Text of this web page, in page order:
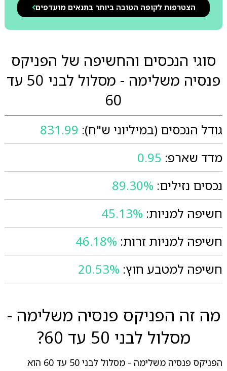
הצטרפות לקופה הטובה ביותר בתנאים מועדפים
סוגי הנכסים והחשיפה של הפניקס
פנסיה משלימה - מסלול לבני 50 עד
60
גודל הנכסים (במיליוני ש"ח): 831.99
מדד שארפ: 0.95
נכסים נזילים: 89.30%
חשיפה למניות: 45.13%
חשיפה למניות זרות: 46.18%
חשיפה למטבע חוץ: 20.53%
מה זה הפניקס פנסיה משלימה -
מסלול לבני 50 עד 60?
הפניקס פנסיה משלימה - מסלול לבני 50 עד 60 הוא